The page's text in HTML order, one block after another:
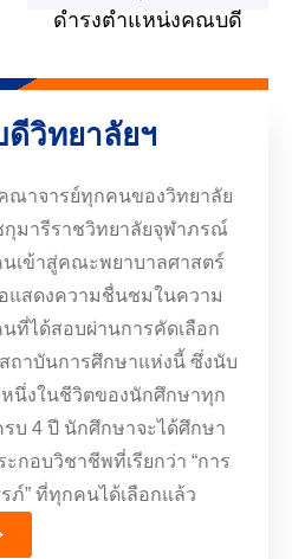
ดำรงตำแหน่งคณบดี
วิทยาลัยฯ
าจารย์ทุกคนของวิทยาลัย
มารีราชวิทยาลัยจุฬาภรณ์
เข้าสู่คณะพยาบาลศาสตร์
แสดงความชื่นชมในความ
ที่ได้สอบผ่านการคัดเลือก
ถาบันการศึกษาแห่งนี้ ซึ่งนับ
นึ่งในชีวิตของนักศึกษาทุก
บ 4 ปี นักศึกษาจะได้ศึกษา
ะกอบวิชาชีพที่เรียกว่า “การ
ภ์” ที่ทุกคนได้เลือกแล้ว